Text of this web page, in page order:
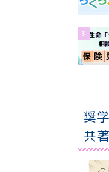
3
奨
共